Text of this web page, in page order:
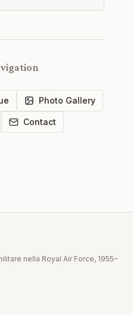
Photo Gallery
Contact
nella Royal Air Force, 1955–